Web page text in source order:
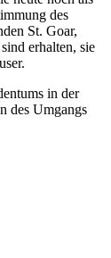
des
St. Goar,
erhalten, sie
in der
des Umgangs